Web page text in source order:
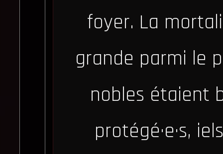
foyer. La
grande parmi le
nobles étaient
protégé·e·s,